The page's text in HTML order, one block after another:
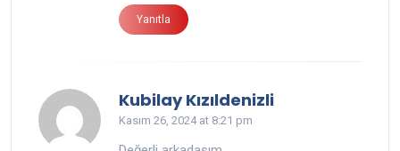
Yanıtla
Kubilay Kızıldenizli
Kasım 26, 2024 at 8:21 pm